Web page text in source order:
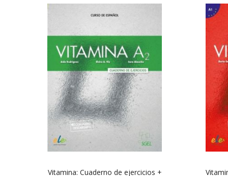
Vitamina: Cuaderno de ejercicios +